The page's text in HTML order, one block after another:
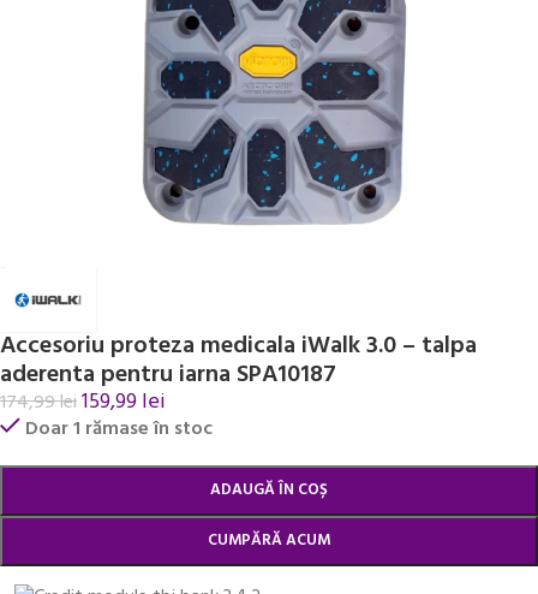
Accesoriu proteza medicala iWalk 3.0 – talpa
aderenta pentru iarna SPA10187
174,99lei159,99lei
Doar 1 rămase în stoc
ADAUGĂ ÎN COȘ
CUMPĂRĂ ACUM